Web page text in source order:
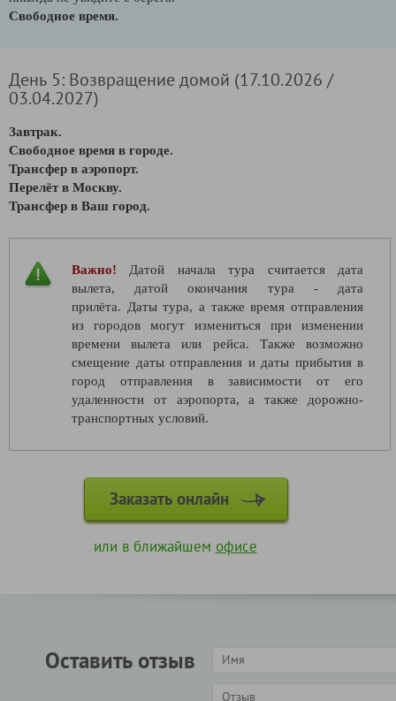
Свободное время.
День 5: Возвращение домой (17.10.2026 /
03.04.2027)
Завтрак.
Свободное время в городе.
Трансфер в аэропорт.
Перелётв Москву.
Трансфер в Ваш город.
Важно!
Датой начала тура считается дата
вылета, датой окончания тура - дата
прилёта. Даты тура, а также время отправления
из городов могут измениться при изменении
времени вылета или рейса. Также возможно
смещение даты отправления и даты прибытия в
город отправления в зависимости от его
удаленности от аэропорта, а также дорожно-
транспортных условий.
Заказать онлайн
или в ближайшем офисе
Оставить отзыв